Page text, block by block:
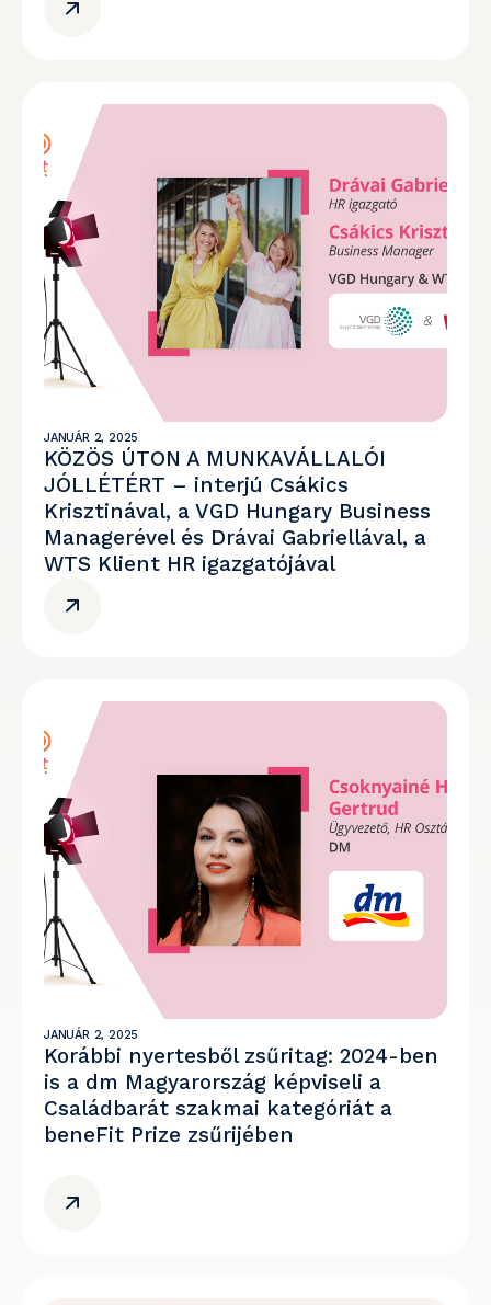
JANUÁR 2, 2025
KÖZÖS ÚTON A MUNKAVÁLLALÓI
JÓLLÉTÉRT – interjú Csákics
Krisztinával, a VGD Hungary Business
Managerével és Drávai Gabriellával, a
WTS Klient HR igazgatójával
JANUÁR 2, 2025
Korábbi nyertesből zsűritag: 2024-ben
is a dm Magyarország képviseli a
Családbarát szakmai kategóriát a
beneFit Prize zsűrijében